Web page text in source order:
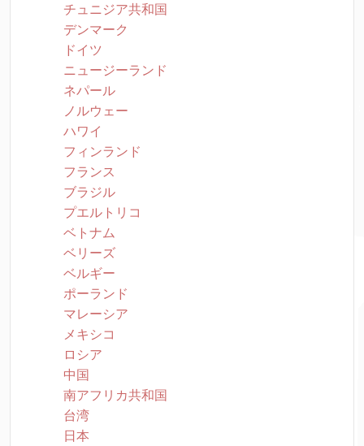
チュニジア共和国
デンマーク
ドイツ
ニュージーランド
ネパール
ノルウェー
ハワイ
フィンランド
フランス
ブラジル
プエルトリコ
ベトナム
ベリーズ
ベルギー
ポーランド
マレーシア
メキシコ
ロシア
中国
南アフリカ共和国
台湾
日本